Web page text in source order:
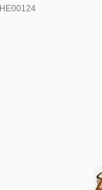
HE00124